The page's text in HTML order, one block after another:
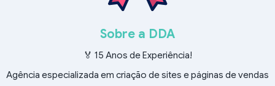
Sobre a DDA
🏅 15 Anos de Experiência!
Agência especializada em criação de sites e páginas de vendas